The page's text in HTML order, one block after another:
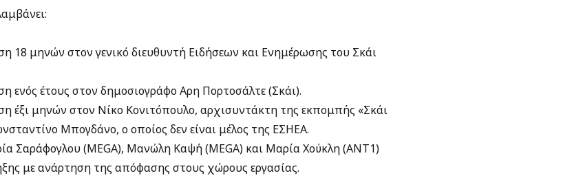
18 μηνών στον γενικό διευθυντή Ειδήσεων και Ενημέρωσης του Σκάι
ενός έτους στον δημοσιογράφο Αρη Πορτοσάλτε (Σκάι).
έξι μηνών στον Νίκο Κονιτόπουλο, αρχισυντάκτη της εκπομπής «Σκάι
Μπογδάνο, ο οποίος δεν είναι μέλος της ΕΣΗΕΑ.
Σαράφογλου (MEGA), Μανώλη Καψή (MEGA) και Μαρία Χούκλη (ΑΝΤ1)
με ανάρτηση της απόφασης στους χώρους εργασίας.